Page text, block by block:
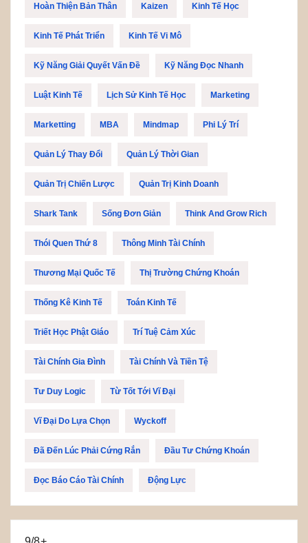
Hoàn Thiện Bản Thân Kaizen Kinh Tế Học
Kinh Tế Phát Triển Kinh Tế Vi Mô
Kỹ Năng Giải Quyết Vấn Đề Kỹ Năng Đọc Nhanh
Luật Kinh Tế Lịch Sử Kinh Tế Học Marketing
Marketting MBA Mindmap Phi Lý Trí
Quản Lý Thay Đổi Quản Lý Thời Gian
Quản Trị Chiến Lược Quản Trị Kinh Doanh
Shark Tank Sống Đơn Giản Think And Grow Rich
Thói Quen Thứ 8 Thông Minh Tài Chính
Thương Mại Quốc Tế Thị Trường Chứng Khoán
Thống Kê Kinh Tế Toán Kinh Tế
Triết Học Phật Giáo Trí Tuệ Cảm Xúc
Tài Chính Gia Đình Tài Chính Và Tiền Tệ
Tư Duy Logic Từ Tốt Tới Vĩ Đại
Vĩ Đại Do Lựa Chọn Wyckoff
Đã Đến Lúc Phải Cứng Rắn Đầu Tư Chứng Khoán
Đọc Báo Cáo Tài Chính Động Lực